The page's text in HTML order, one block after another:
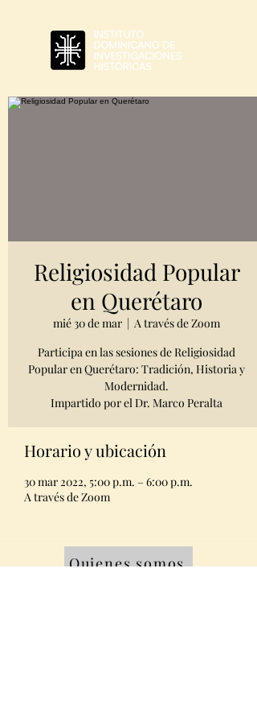
Religiosidad Popular
en Querétaro
mié 30 de mar
  |
A través de Zoom
Participa en las sesiones de Religiosidad
Popular en Querétaro: Tradición, Historia y
Modernidad.
Impartido por el Dr. Marco Peralta
Horario y ubicación
30 mar 2022, 5:00 p.m. – 6:00 p.m.
A través de Zoom
Quienes somos